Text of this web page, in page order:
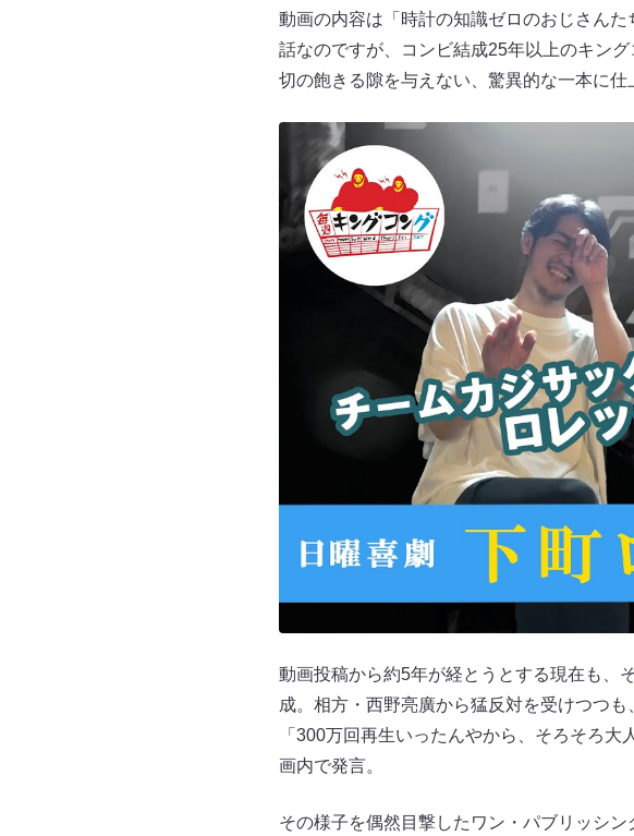
動画の内容は「時計の知識ゼロのおじさん
話なのですが、コンビ結成25年以上のキン
切の飽きる隙を与えない、驚異的な一本に仕
動画投稿から約5年が経とうとする現在も、
成。相方・西野亮廣から猛反対を受けつつ
「300万回再生いったんやから、そろそろ
画内で発言。
その様子を偶然目撃したワン・パブリッシ